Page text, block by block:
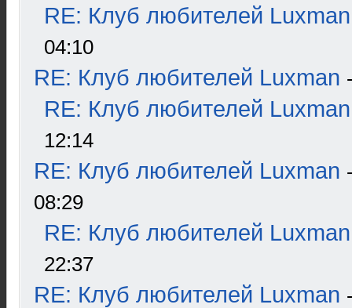
RE: Клуб любителей Luxman
04:10
RE: Клуб любителей Luxman
RE: Клуб любителей Luxman
12:14
RE: Клуб любителей Luxman
08:29
RE: Клуб любителей Luxman
22:37
RE: Клуб любителей Luxman